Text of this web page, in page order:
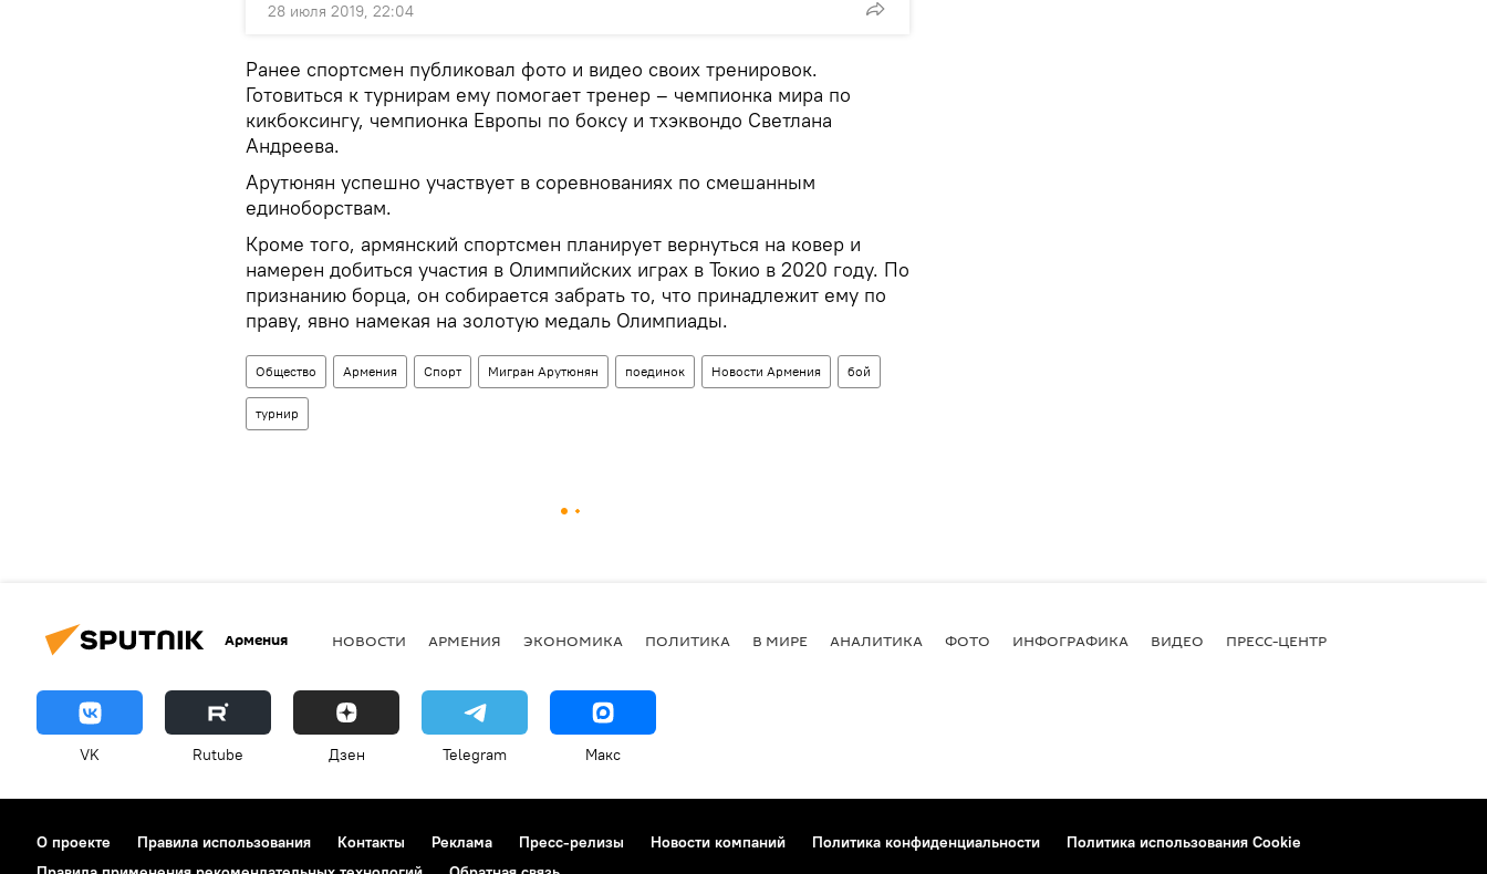
28 июля 2019, 22:04
Ранее спортсмен публиковал фото и видео своих тренировок.
Готовиться к турнирам ему помогает тренер – чемпионка мира по
кикбоксингу, чемпионка Европы по боксу и тхэквондо Светлана
Андреева.
Арутюнян успешно участвует в соревнованиях по смешанным
единоборствам.
Кроме того, армянский спортсмен планирует вернуться на ковер и
намерен добиться участия в Олимпийских играх в Токио в 2020 году. По
признанию борца, он собирается забрать то, что принадлежит ему по
праву, явно намекая на золотую медаль Олимпиады.
Общество Армения Спорт Мигран Арутюнян поединок Новости Армения бой
турнир
Армения НОВОСТИ АРМЕНИЯ ЭКОНОМИКА ПОЛИТИКА В МИРЕ АНАЛИТИКА ФОТО ИНФОГРАФИКА ВИДЕО ПРЕСС-ЦЕНТР
VK Rutube Дзен Telegram Макс
О проекте Правила использования Контакты Реклама Пресс-релизы Новости компаний Политика конфиденциальности
Политика использования Cookie